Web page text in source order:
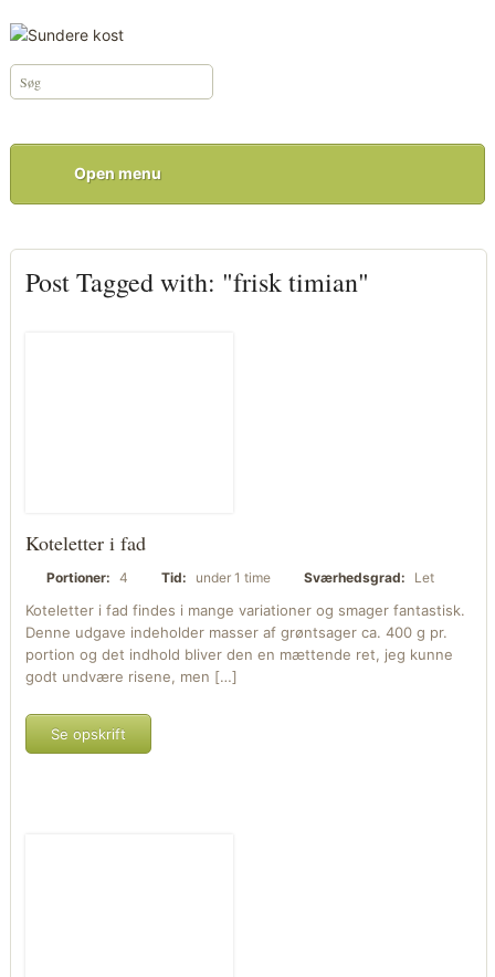
Open menu
Post Tagged with: "frisk timian"
Koteletter i fad
Portioner: 4 Tid: under 1 time Sværhedsgrad: Let
Koteletter i fad findes i mange variationer og smager fantastisk.
Denne udgave indeholder masser af grøntsager ca. 400 g pr.
portion og det indhold bliver den en mættende ret, jeg kunne
godt undvære risene, men […]
Se opskrift